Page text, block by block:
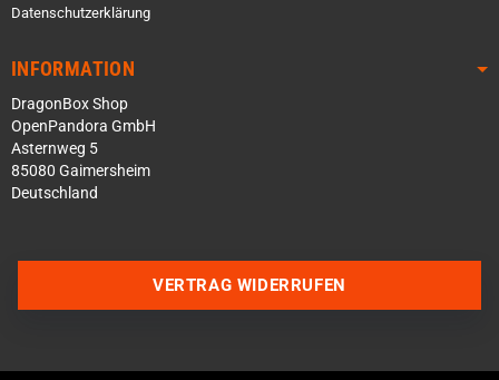
Datenschutzerklärung
INFORMATION
DragonBox Shop
OpenPandora GmbH
Asternweg 5
85080 Gaimersheim
Deutschland
VERTRAG WIDERRUFEN